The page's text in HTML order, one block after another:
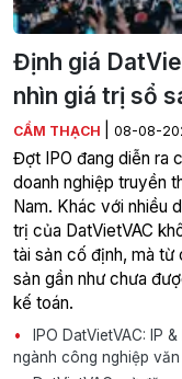
Định giá
nhìn giá trị sổ
CẨM THẠCH 08-08-
Đợt IPO đang diễn ra
doanh nghiệp truyền
Nam. Khác với nhiều
trị của DatVietVAC
tài sản cố định, mà từ
sản gần như chưa
kế toán.
IPO DatVietVAC: IP
ngành công nghiệp